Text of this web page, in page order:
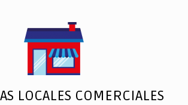
LOCALES COMERCIALES